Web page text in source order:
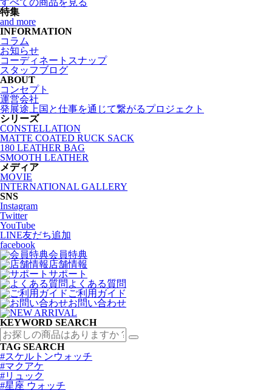
すべての商品を見る
特集
and more
INFORMATION
コラム
お知らせ
コーディネートスナップ
スタッフブログ
ABOUT
コンセプト
運営会社
発展途上国と仕事を通じて繋がるプロジェクト
シリーズ
CONSTELLATION
MATTE COATED RUCK SACK
180 LEATHER BAG
SMOOTH LEATHER
メディア
MOVIE
INTERNATIONAL GALLERY
SNS
Instagram
Twitter
YouTube
LINE友だち追加
facebook
会員特典
店舗情報
サポート
よくある質問
ご利用ガイド
お問い合わせ
KEYWORD SEARCH
TAG SEARCH
#スケルトンウォッチ
#マクアケ
#リュック
#星座 ウォッチ